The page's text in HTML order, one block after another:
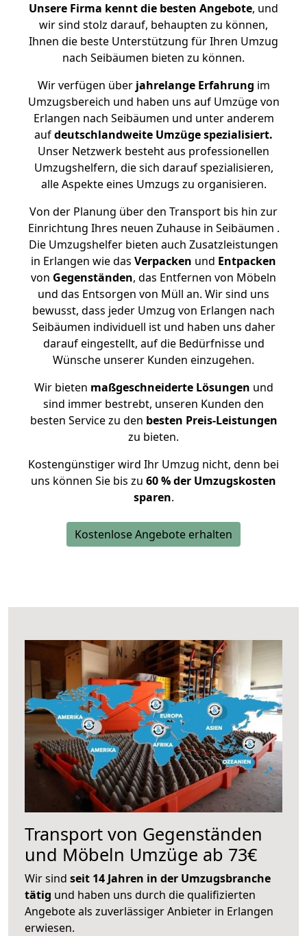
Unsere Firma kennt die besten Angebote, und
wir sind stolz darauf, behaupten zu können,
Ihnen die beste Unterstützung für Ihren Umzug
nach Seibäumen bieten zu können.
Wir verfügen überjahrelange Erfahrung im
Umzugsbereich und haben uns auf Umzüge von
Erlangen nach Seibäumen und unter anderem
aufdeutschlandweite Umzüge spezialisiert.
Unser Netzwerk besteht aus professionellen
Umzugshelfern, die sich darauf spezialisieren,
alle Aspekte eines Umzugs zu organisieren.
Von der Planung über den Transport bis hin zur
Einrichtung Ihres neuen Zuhause in Seibäumen .
Die Umzugshelfer bieten auch Zusatzleistungen
in Erlangen wie das Verpacken und Entpacken
von Gegenständen, das Entfernen von Möbeln
und das Entsorgen von Müll an. Wir sind uns
bewusst, dass jeder Umzug von Erlangen nach
Seibäumen individuell ist und haben uns daher
darauf eingestellt, auf die Bedürfnisse und
Wünsche unserer Kunden einzugehen.
Wir bieten maßgeschneiderte Lösungen und
sind immer bestrebt, unseren Kunden den
besten Service zu den besten Preis-Leistungen
zu bieten.
Kostengünstiger wird Ihr Umzug nicht, denn bei
uns können Sie bis zu 60 % der Umzugskosten
sparen.
Kostenlose Angebote erhalten
Transport von Gegenständen
und Möbeln Umzüge ab 73€
Wir sind seit 14 Jahren in der Umzugsbranche
tätig und haben uns durch die qualifizierten
Angebote als zuverlässiger Anbieter in Erlangen
erwiesen.